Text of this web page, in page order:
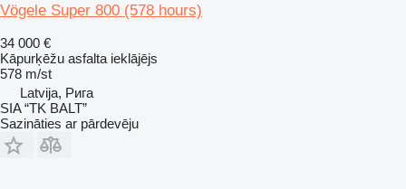
Vögele Super 800 (578 hours)
34 000 €
Kāpurķēžu asfalta ieklājējs
578 m/st
Latvija, Рига
SIA “TK BALT”
Sazināties ar pārdevēju